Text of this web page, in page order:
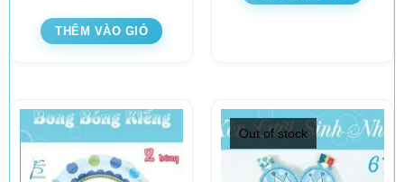
THÊM VÀO GIỎ
Out of stock